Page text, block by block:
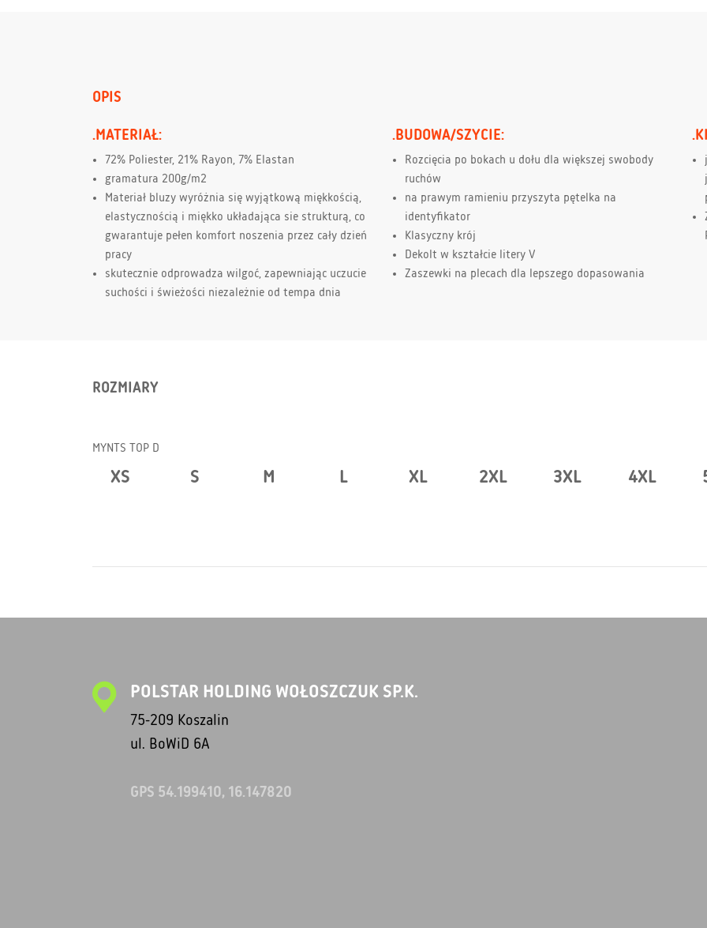
OPIS
.MATERIAŁ:
72% Poliester, 21% Rayon, 7% Elastan
gramatura 200g/m2
Materiał bluzy wyróżnia się wyjątkową miękkością,
elastycznością i miękko układająca sie strukturą, co
gwarantuje pełen komfort noszenia przez cały dzień
pracy
skutecznie odprowadza wilgoć, zapewniając uczucie
suchości i świeżości niezależnie od tempa dnia
.BUDOWA/SZYCIE:
Rozcięcia po bokach u dołu dla większej swobody
ruchów
na prawym ramieniu przyszyta pętelka na
identyfikator
Klasyczny krój
Dekolt w kształcie litery V
Zaszewki na plecach dla lepszego dopasowania
ROZMIARY
MYNTS TOP D
XS S M L XL 2XL 3XL 4XL
POLSTAR HOLDING WOŁOSZCZUK SP.K.
75-209 Koszalin
ul. BoWiD 6A
GPS 54.199410, 16.147820